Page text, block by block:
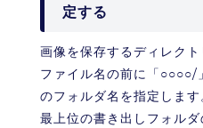
定する
画像を保存するディレク
ファイル名の前に「○○○○/
のフォルダ名を指定します
最上位の書き出しフォル